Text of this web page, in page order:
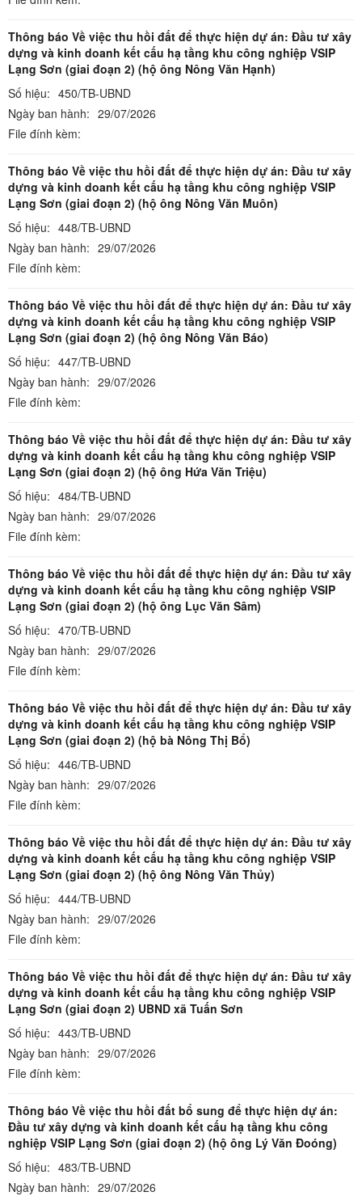
Thông báo Về việc thu hồi đất để thực hiện dự án: Đầu tư xây
dựng và kinh doanh kết cấu hạ tầng khu công nghiệp VSIP
Lạng Sơn (giai đoạn 2) (hộ ông Nông Văn Hạnh)
Số hiệu: 450/TB-UBND
Ngày ban hành: 29/07/2026
File đính kèm:
Thông báo Về việc thu hồi đất để thực hiện dự án: Đầu tư xây
dựng và kinh doanh kết cấu hạ tầng khu công nghiệp VSIP
Lạng Sơn (giai đoạn 2) (hộ ông Nông Văn Muôn)
Số hiệu: 448/TB-UBND
Ngày ban hành: 29/07/2026
File đính kèm:
Thông báo Về việc thu hồi đất để thực hiện dự án: Đầu tư xây
dựng và kinh doanh kết cấu hạ tầng khu công nghiệp VSIP
Lạng Sơn (giai đoạn 2) (hộ ông Nông Văn Báo)
Số hiệu: 447/TB-UBND
Ngày ban hành: 29/07/2026
File đính kèm:
Thông báo Về việc thu hồi đất để thực hiện dự án: Đầu tư xây
dựng và kinh doanh kết cấu hạ tầng khu công nghiệp VSIP
Lạng Sơn (giai đoạn 2) (hộ ông Hứa Văn Triệu)
Số hiệu: 484/TB-UBND
Ngày ban hành: 29/07/2026
File đính kèm:
Thông báo Về việc thu hồi đất để thực hiện dự án: Đầu tư xây
dựng và kinh doanh kết cấu hạ tầng khu công nghiệp VSIP
Lạng Sơn (giai đoạn 2) (hộ ông Lục Văn Sâm)
Số hiệu: 470/TB-UBND
Ngày ban hành: 29/07/2026
File đính kèm:
Thông báo Về việc thu hồi đất để thực hiện dự án: Đầu tư xây
dựng và kinh doanh kết cấu hạ tầng khu công nghiệp VSIP
Lạng Sơn (giai đoạn 2) (hộ bà Nông Thị Bổ)
Số hiệu: 446/TB-UBND
Ngày ban hành: 29/07/2026
File đính kèm:
Thông báo Về việc thu hồi đất để thực hiện dự án: Đầu tư xây
dựng và kinh doanh kết cấu hạ tầng khu công nghiệp VSIP
Lạng Sơn (giai đoạn 2) (hộ ông Nông Văn Thủy)
Số hiệu: 444/TB-UBND
Ngày ban hành: 29/07/2026
File đính kèm:
Thông báo Về việc thu hồi đất để thực hiện dự án: Đầu tư xây
dựng và kinh doanh kết cấu hạ tầng khu công nghiệp VSIP
Lạng Sơn (giai đoạn 2) UBND xã Tuấn Sơn
Số hiệu: 443/TB-UBND
Ngày ban hành: 29/07/2026
File đính kèm:
Thông báo Về việc thu hồi đất bổ sung để thực hiện dự án:
Đầu tư xây dựng và kinh doanh kết cấu hạ tầng khu công
nghiệp VSIP Lạng Sơn (giai đoạn 2) (hộ ông Lý Văn Đoóng)
Số hiệu: 483/TB-UBND
Ngày ban hành: 29/07/2026